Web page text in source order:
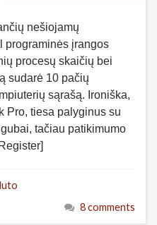
nešiojamų
programinės įrangos
procesų skaičių bei
sudarė 10 pačių
sąrašą. Ironiška,
Pro, tiesa palyginus su
tačiau patikimumo
8 comments